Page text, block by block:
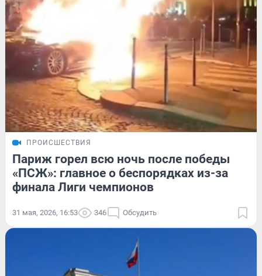
ПРОИСШЕСТВИЯ
Париж горел всю ночь после победы
«ПСЖ»: главное о беспорядках из-за
финала Лиги чемпионов
31 мая, 2026, 16:53 346 Обсудить